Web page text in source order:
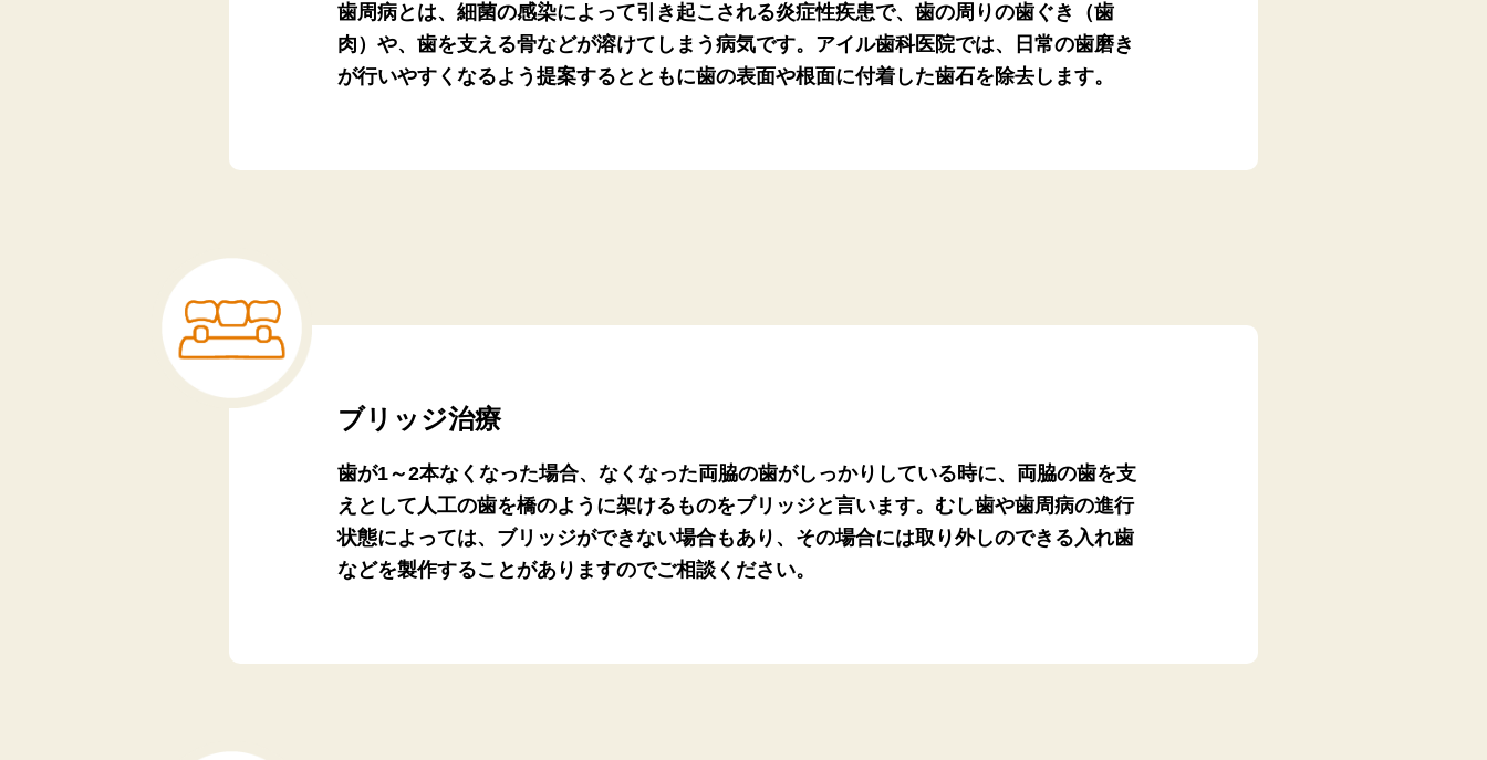
歯周病とは、細菌の感染によって引き起こされる炎症性疾患で、歯の周りの歯ぐき（歯
肉）や、歯を支える骨などが溶けてしまう病気です。アイル歯科医院では、日常の歯磨き
が行いやすくなるよう提案するとともに歯の表面や根面に付着した歯石を除去します。
ブリッジ治療
歯が1～2本なくなった場合、なくなった両脇の歯がしっかりしている時に、両脇の歯を支
えとして人工の歯を橋のように架けるものをブリッジと言います。むし歯や歯周病の進行
状態によっては、ブリッジができない場合もあり、その場合には取り外しのできる入れ歯
などを製作することがありますのでご相談ください。